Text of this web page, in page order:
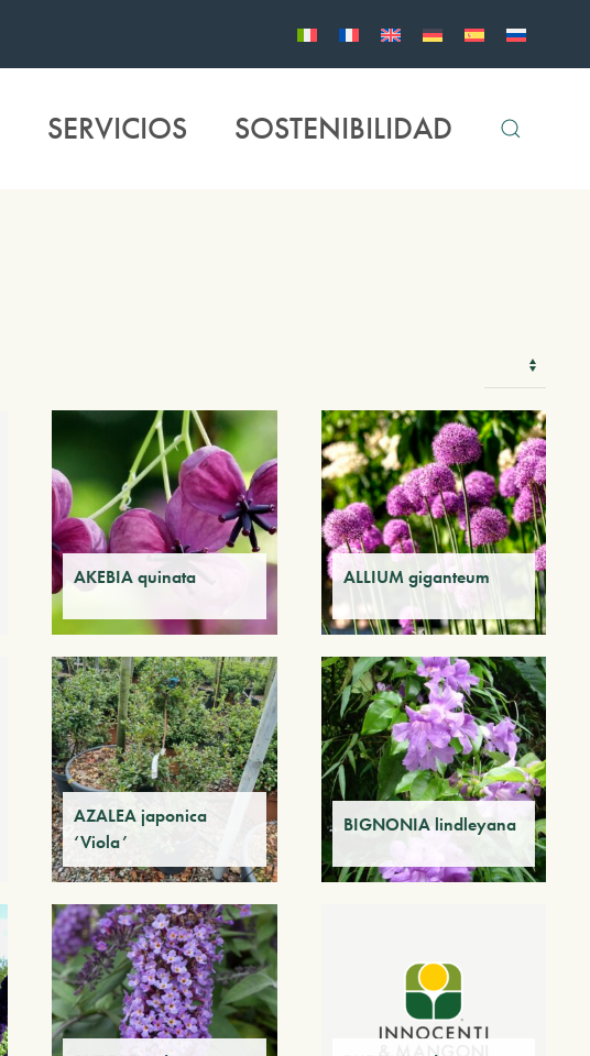
SERVICIOS SOSTENIBILIDAD
AKEBIA quinata ALLIUM giganteum
AZALEA japonica
‘Viola’
BIGNONIA lindleyana